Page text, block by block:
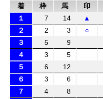
着 枠 馬 印
１
7 14 ▲
２
2 3 ○
３
5 9
４
3 5
５
6 12
６
3 6
７
4 8